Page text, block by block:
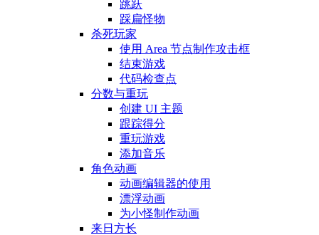
跳跃
踩扁怪物
杀死玩家
使用 Area 节点制作攻击框
结束游戏
代码检查点
分数与重玩
创建 UI 主题
跟踪得分
重玩游戏
添加音乐
角色动画
动画编辑器的使用
漂浮动画
为小怪制作动画
来日方长